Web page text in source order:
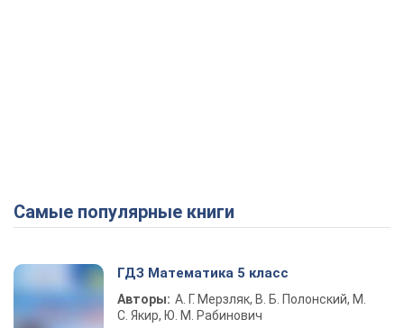
Самые популярные книги
ГДЗ Математика 5 класс
Авторы: А. Г. Мерзляк, В. Б. Полонский, М.
С. Якир, Ю. М. Рабинович